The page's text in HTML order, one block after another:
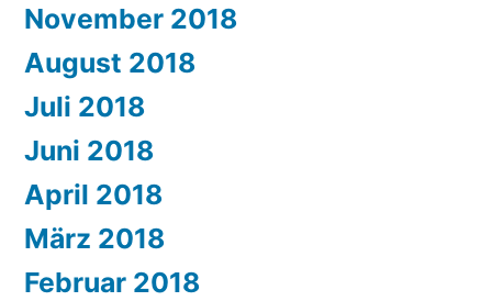
November 2018
August 2018
Juli 2018
Juni 2018
April 2018
März 2018
Februar 2018